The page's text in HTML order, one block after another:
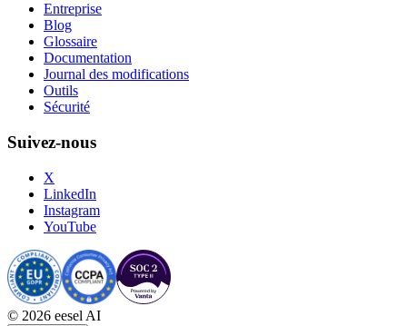
Entreprise
Blog
Glossaire
Documentation
Journal des modifications
Outils
Sécurité
Suivez-nous
X
LinkedIn
Instagram
YouTube
© 2026 eesel AI